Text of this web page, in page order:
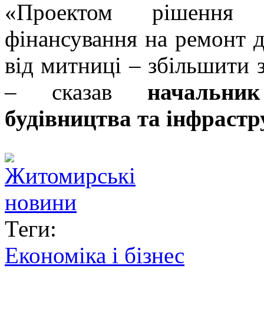
«Проектом рішення
фінансування на ремонт
від митниці –
– сказав
будівництва та
Теги:
Економіка і бізнес